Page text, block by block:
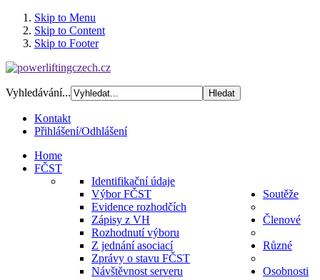
Skip to Menu
Skip to Content
Skip to Footer
Vyhledávání...
Kontakt
Přihlášení/Odhlášení
Home
FČST
Identifikační údaje
Výbor FČST
Evidence rozhodčích
Zápisy z VH
Rozhodnutí výboru
Z jednání asociací
Zprávy o stavu FČST
Návštěvnost serveru
Soutěže
Členové
Různé
Osobnosti